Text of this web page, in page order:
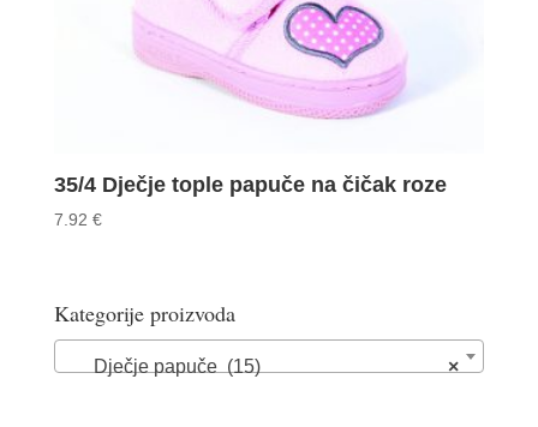
35/4 Dječje tople papuče na čičak roze
7.92 €
Kategorije proizvoda
×
Dječje papuče (15)